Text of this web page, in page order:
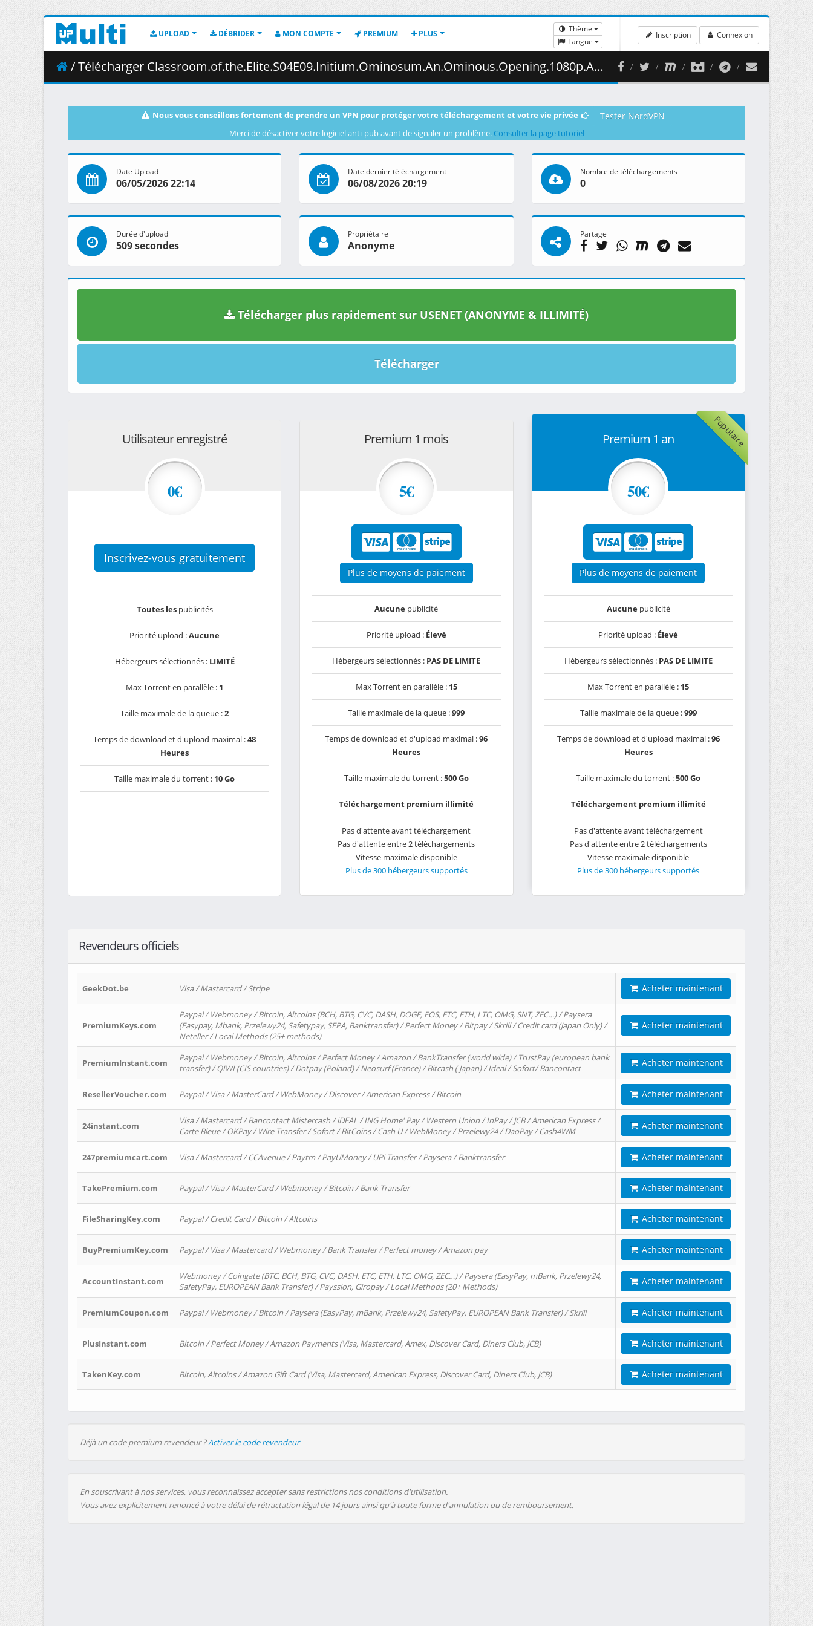
UPLOAD DÉBRIDER MON COMPTE PREMIUM PLUS
Thème
Langue
Inscription Connexion
/ Télécharger Classroom.of.the.Elite.S04E09.Initium.Ominosum.An.Ominous.Opening.1080p.AMZN.WEB-DL.JPN.DDP2.0.H.264.ESub-ToonsHub.mkv.002 ( 289.67 MB )
Nous vous conseillons fortement de prendre un VPN pour protéger votre téléchargement et votre vie privée Tester NordVPN
Merci de désactiver votre logiciel anti-pub avant de signaler un problème. Consulter la page tutoriel
Date Upload
06/05/2026 22:14
Date dernier téléchargement
06/08/2026 20:19
Nombre de téléchargements
0
Durée d'upload
509 secondes
Propriétaire
Anonyme
Partage
Télécharger plus rapidement sur USENET (ANONYME & ILLIMITÉ)
Télécharger
Utilisateur enregistré
0€
Inscrivez-vous gratuitement
Toutes lespublicités
Priorité upload :Aucune
Hébergeurs sélectionnés : LIMITÉ
Max Torrent en parallèle : 1
Taille maximale de la queue :2
Temps de download et d'upload maximal :48
Heures
Taille maximale du torrent : 10 Go
Premium 1 mois
5€
Plus de moyens de paiement
Aucune publicité
Priorité upload : Élevé
Hébergeurs sélectionnés : PAS DE LIMITE
Max Torrent en parallèle : 15
Taille maximale de la queue :999
Temps de download et d'upload maximal :96
Heures
Taille maximale du torrent :500 Go
Téléchargement premium illimité
Pas d'attente avant téléchargement
Pas d'attente entre 2 téléchargements
Vitesse maximale disponible
Plus de 300 hébergeurs supportés
Populaire
Premium 1 an
50€
Plus de moyens de paiement
Aucunepublicité
Priorité upload : Élevé
Hébergeurs sélectionnés : PAS DE LIMITE
Max Torrent en parallèle : 15
Taille maximale de la queue :999
Temps de download et d'upload maximal :96
Heures
Taille maximale du torrent :500 Go
Téléchargement premium illimité
Pas d'attente avant téléchargement
Pas d'attente entre 2 téléchargements
Vitesse maximale disponible
Plus de 300 hébergeurs supportés
Revendeurs officiels
GeekDot.be Visa / Mastercard / Stripe Acheter maintenant
PremiumKeys.com
Paypal / Webmoney / Bitcoin, Altcoins (BCH, BTG, CVC, DASH, DOGE, EOS, ETC, ETH, LTC, OMG, SNT, ZEC…) / Paysera
(Easypay, Mbank, Przelewy24, Safetypay, SEPA, Banktransfer) / Perfect Money / Bitpay / Skrill / Credit card (Japan Only) /
Neteller / Local Methods (25+ methods)
Acheter maintenant
PremiumInstant.com
Paypal / Webmoney / Bitcoin, Altcoins / Perfect Money / Amazon / BankTransfer (world wide) / TrustPay (european bank
transfer) / QIWI (CIS countries) / Dotpay (Poland) / Neosurf (France) / Bitcash ( Japan) / Ideal / Sofort/ Bancontact
Acheter maintenant
ResellerVoucher.com Paypal / Visa / MasterCard / WebMoney / Discover / American Express / Bitcoin Acheter maintenant
24instant.com
Visa / Mastercard / Bancontact Mistercash / iDEAL / ING Home' Pay / Western Union / InPay / JCB / American Express /
Carte Bleue / OKPay / Wire Transfer / Sofort / BitCoins / Cash U / WebMoney / Przelewy24 / DaoPay / Cash4WM
Acheter maintenant
247premiumcart.com Visa / Mastercard / CCAvenue / Paytm / PayUMoney / UPi Transfer / Paysera / Banktransfer Acheter maintenant
TakePremium.com Paypal / Visa / MasterCard / Webmoney / Bitcoin / Bank Transfer Acheter maintenant
FileSharingKey.com Paypal / Credit Card / Bitcoin / Altcoins Acheter maintenant
BuyPremiumKey.com Paypal / Visa / Mastercard / Webmoney / Bank Transfer / Perfect money / Amazon pay Acheter maintenant
AccountInstant.com
Webmoney / Coingate (BTC, BCH, BTG, CVC, DASH, ETC, ETH, LTC, OMG, ZEC…) / Paysera (EasyPay, mBank, Przelewy24,
SafetyPay, EUROPEAN Bank Transfer) / Payssion, Giropay / Local Methods (20+ Methods)
Acheter maintenant
PremiumCoupon.com Paypal / Webmoney / Bitcoin / Paysera (EasyPay, mBank, Przelewy24, SafetyPay, EUROPEAN Bank Transfer) / Skrill Acheter maintenant
PlusInstant.com Bitcoin / Perfect Money / Amazon Payments (Visa, Mastercard, Amex, Discover Card, Diners Club, JCB) Acheter maintenant
TakenKey.com Bitcoin, Altcoins / Amazon Gift Card (Visa, Mastercard, American Express, Discover Card, Diners Club, JCB) Acheter maintenant
Déjà un code premium revendeur ?Activer le code revendeur
En souscrivant à nos services, vous reconnaissez accepter sans restrictions nos conditions d'utilisation.
Vous avez explicitement renoncé à votre délai de rétractation légal de 14 jours ainsi qu'à toute forme d'annulation ou de remboursement.